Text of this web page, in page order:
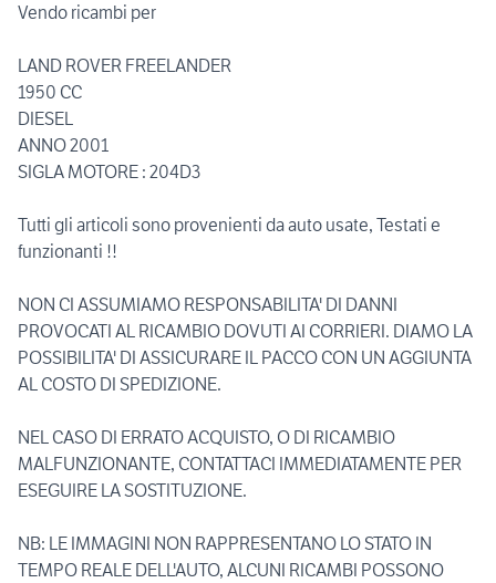
Vendo ricambi per
LAND ROVER FREELANDER
1950 CC
DIESEL
ANNO 2001
SIGLA MOTORE : 204D3
Tutti gli articoli sono provenienti da auto usate, Testati e
funzionanti !!
NON CI ASSUMIAMO RESPONSABILITA' DI DANNI
PROVOCATI AL RICAMBIO DOVUTI AI CORRIERI. DIAMO LA
POSSIBILITA' DI ASSICURARE IL PACCO CON UN AGGIUNTA
AL COSTO DI SPEDIZIONE.
NEL CASO DI ERRATO ACQUISTO, O DI RICAMBIO
MALFUNZIONANTE, CONTATTACI IMMEDIATAMENTE PER
ESEGUIRE LA SOSTITUZIONE.
NB: LE IMMAGINI NON RAPPRESENTANO LO STATO IN
TEMPO REALE DELL'AUTO, ALCUNI RICAMBI POSSONO